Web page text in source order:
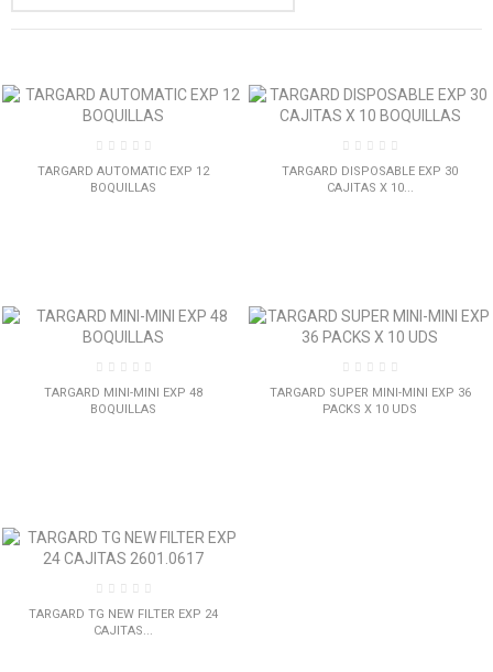
TARGARD AUTOMATIC EXP 12
BOQUILLAS
TARGARD DISPOSABLE EXP 30
CAJITAS X 10...
TARGARD MINI-MINI EXP 48
BOQUILLAS
TARGARD SUPER MINI-MINI EXP 36
PACKS X 10 UDS
TARGARD TG NEW FILTER EXP 24
CAJITAS...